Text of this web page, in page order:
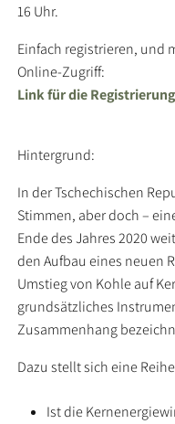
16 Uhr.
Einfach registrieren, und
Online-Zugriff:
Link für die Registrierung
Hintergrund:
In der Tschechischen
Stimmen, aber doch –
Ende des Jahres 2020
den Aufbau eines neuen
Umstieg von Kohle auf
grundsätzliches
Zusammenhang
Dazu stellt sich eine
Ist die